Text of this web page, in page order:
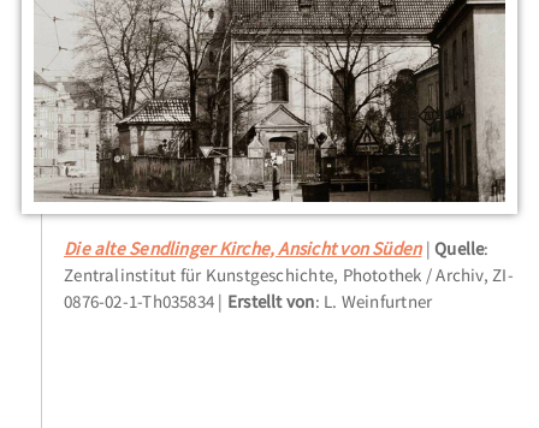
Die alte Sendlinger Kirche, Ansicht von Süden Quelle:
Zentralinstitut für Kunstgeschichte, Photothek / Archiv, ZI-
0876-02-1-Th035834
Erstellt von: L. Weinfurtner